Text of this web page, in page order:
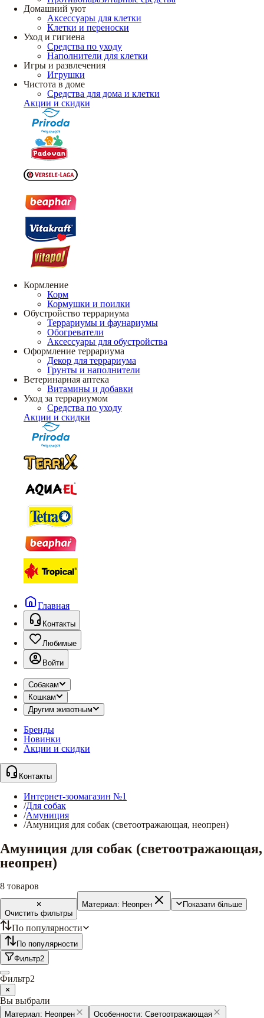
Домашний уют
Аксессуары для клетки
Клетки и переноски
Уход и гигиена
Средства по уходу
Наполнители для клетки
Игры и развлечения
Игрушки
Чистота в доме
Средства для дома и клетки
Акции и скидки
Кормление
Корм
Кормушки и поилки
Обустройство террариума
Террариумы и фаунариумы
Обогреватели
Аксессуары для обустройства
Оформление террариума
Декор для террариума
Грунты и наполнители
Ветеринарная аптека
Витамины и добавки
Уход за террариумом
Средства по уходу
Акции и скидки
Главная
Контакты
Любимые
Войти
Собакам
Кошкам
Другим животным
Бренды
Новинки
Акции и скидки
Контакты
Интернет-зоомагазин №1
/Для собак
/Амуниция
/Амуниция для собак (светоотражающая, неопрен)
Амуниция для собак (светоотражающая,
неопрен)
8 товаров
Очистить фильтры
Материал: Неопрен Показати більше
По популярности
По популярности
Фильтр2
Фильтр2
Вы выбрали
Материал: Неопрен Особенности: Светоотражающая